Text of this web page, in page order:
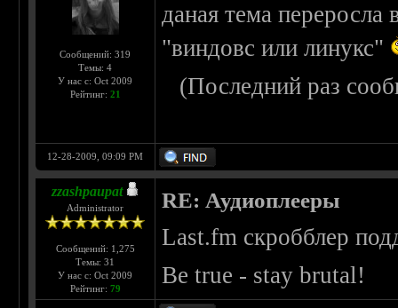
Сообщений: 319
Темы: 4
У нас с: Oct 2009
Рейтинг: 21
даная тема переросла
"виндовс или линукс"
(Последний раз
12-28-2009, 09:09 PM
zzashpaupat
Administrator
Сообщений: 1,275
Темы: 31
У нас с: Oct 2009
Рейтинг: 79
RE: Аудиоплееры
Last.fm скробблер
Be true - stay brutal!